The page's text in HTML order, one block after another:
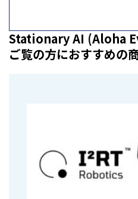
Stationary AI (Aloha
ご覧の方におすすめの